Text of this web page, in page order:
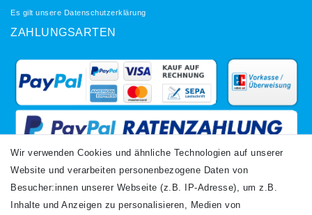
Es gilt unsere Datenschutzerklärung
ZAHLUNGSARTEN
VERSANDARTEN
Wir verwenden Cookies und ähnliche Technologien auf unserer
Website und verarbeiten personenbezogene Daten von
Besucher:innen unserer Webseite (z.B. IP-Adresse), um z.B.
Inhalte und Anzeigen zu personalisieren, Medien von